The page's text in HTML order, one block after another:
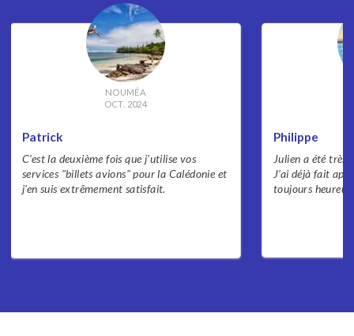
NOUMÉA
OCT. 2024
Patrick
C'est la deuxième fois que j'utilise vos
services "billets avions" pour la Calédonie et
j'en suis extrêmement satisfait.
Philippe
Julien a été très
J’ai déjà fait
toujours heureux